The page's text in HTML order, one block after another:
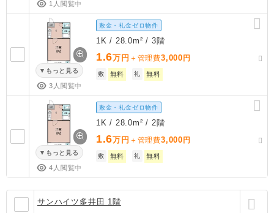
1人閲覧中
もっと見る
3人閲覧中
敷金・礼金ゼロ物件
1K / 28.0m² / 3階
1.6万円 ＋管理費3,000 円
敷 無料 礼 無料
もっと見る
4人閲覧中
敷金・礼金ゼロ物件
1K / 28.0m² / 2階
1.6万円 ＋管理費3,000 円
敷 無料 礼 無料
サンハイツ多井田 1階